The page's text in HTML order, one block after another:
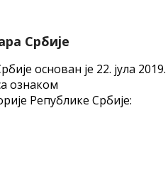
Србије
основан је 22. јула
ознаком
Републике Србије: